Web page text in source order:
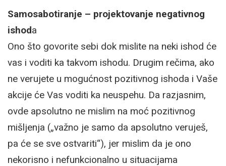
Samosabotiranje – projektovanje negativnog
ishoda
Ono što govorite sebi dok mislite na neki ishod će
vas i voditi ka takvom ishodu. Drugim rečima, ako
ne verujete u mogućnost pozitivnog ishoda i Vaše
akcije će Vas voditi ka neuspehu. Da razjasnim,
ovde apsolutno ne mislim na moć pozitivnog
mišljenja („važno je samo da apsolutno veruješ,
pa će se sve ostvariti“), jer mislim da je ono
nekorisno i nefunkcionalno u situacijama